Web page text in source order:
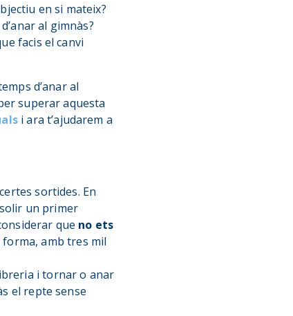
en si mateix?
al gimnàs?
facis el canvi
d’anar al
superar aquesta
i ara t’ajudarem a
sortides. En
un primer
que no ets
amb tres mil
i tornar o anar
el repte sense